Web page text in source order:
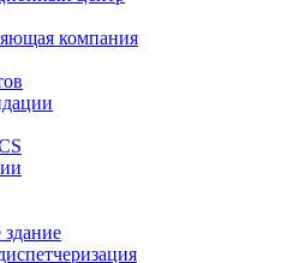
компания
здание